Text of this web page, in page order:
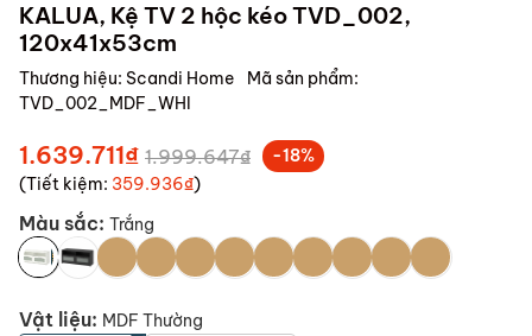
KALUA, Kệ TV 2 hộc kéo TVD_002,
120x41x53cm
Thương hiệu: Scandi Home
Mã sản phẩm:
TVD_002_MDF_WHI
1.639.711₫ 1.999.647₫
-18%
(Tiết kiệm: 359.936₫)
Màu sắc: Trắng
Vật liệu: MDF Thường